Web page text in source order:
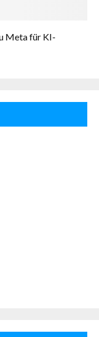
Meta für KI-